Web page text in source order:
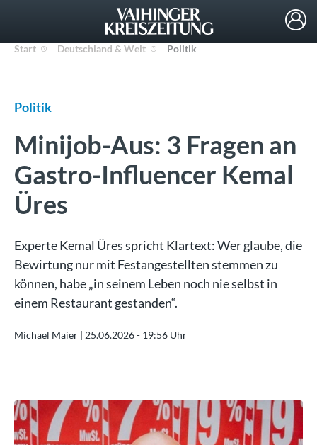
Start Deutschland & Welt Politik
Politik
Minijob-Aus: 3 Fragen an
Gastro-Influencer Kemal
Üres
Experte Kemal Üres spricht Klartext: Wer glaube, die
Bewirtung nur mit Festangestellten stemmen zu
können, habe „in seinem Leben noch nie selbst in
einem Restaurant gestanden“.
Michael Maier | 25.06.2026 - 19:56 Uhr